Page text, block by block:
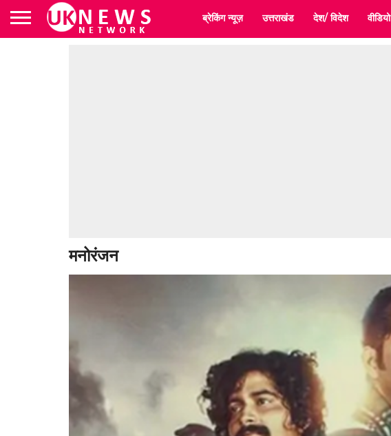
ब्रेकिंग न्यूज़ उत्तराखंड देश/ विदेश वीडियो
मनोरंजन